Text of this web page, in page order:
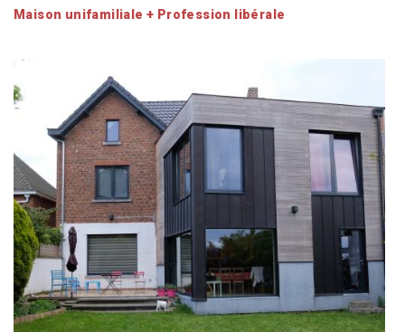
Maison unifamiliale + Profession libérale